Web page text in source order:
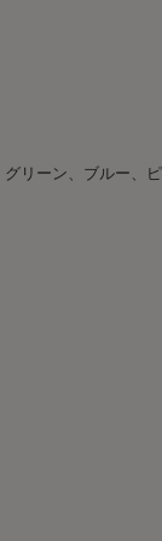
リーン、ブルー、